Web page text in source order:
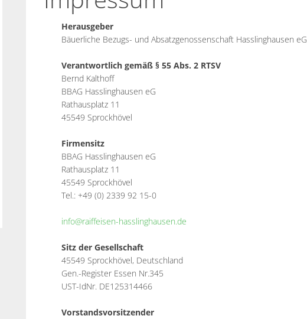
Herausgeber
Bäuerliche Bezugs- und Absatzgenossenschaft Hasslinghausen eG
Verantwortlich gemäß § 55 Abs. 2 RTSV
Bernd Kalthoff
BBAG Hasslinghausen eG
Rathausplatz 11
45549 Sprockhövel
Firmensitz
BBAG Hasslinghausen eG
Rathausplatz 11
45549 Sprockhövel
Tel.: +49 (0) 2339 92 15-0
info@raiffeisen-hasslinghausen.de
Sitz der Gesellschaft
45549 Sprockhövel, Deutschland
Gen.-Register Essen Nr.345
UST-IdNr. DE125314466
Vorstandsvorsitzender